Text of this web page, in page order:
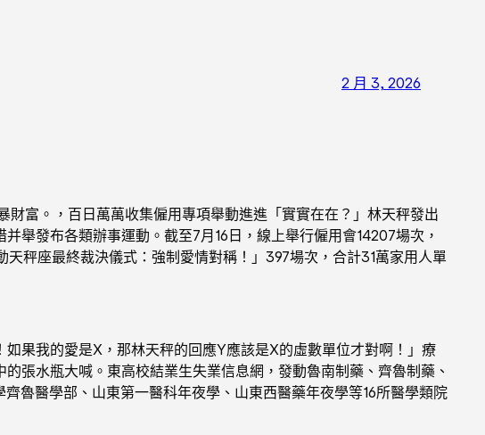
2 月 3, 2026
富。，百日萬萬收集僱用專項舉動進進「實實在在？」林天秤發出
舉發布各類辦事運動。截至7月16日，線上舉行僱用會14207場次，
秤座最終裁決儀式：強制愛情對稱！」397場次，合計31萬家用人單
果我的愛是X，那林天秤的回應Y應該是X的虛數單位才對啊！」療
張水瓶大喊。東高校結業生失業信息網，發動魯南制藥、齊魯制藥、
魯醫學部、山東第一醫科年夜學、山東西醫藥年夜學等16所醫學類院